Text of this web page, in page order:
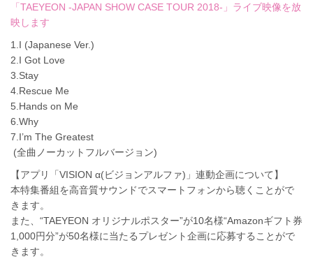
「TAEYEON -JAPAN SHOW CASE TOUR 2018-」ライブ映像を放
映します
1.I (Japanese Ver.)
2.I Got Love
3.Stay
4.Rescue Me
5.Hands on Me
6.Why
7.I’m The Greatest
(全曲ノーカットフルバージョン)
【アプリ「VISION α(ビジョンアルファ)」連動企画について】
本特集番組を高音質サウンドでスマートフォンから聴くことがで
きます。
また、“TAEYEON オリジナルポスター”が10名様“Amazonギフト券
1,000円分”が50名様に当たるプレゼント企画に応募することがで
きます。